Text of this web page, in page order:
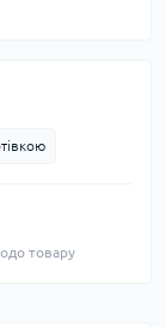
товару